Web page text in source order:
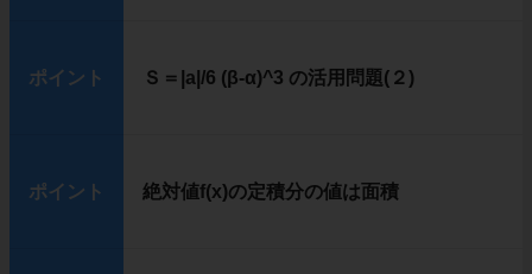
ポイント Ｓ＝|a|/6 (β-α)^3 の活用問題(２)
ポイント 絶対値f(x)の定積分の値は面積